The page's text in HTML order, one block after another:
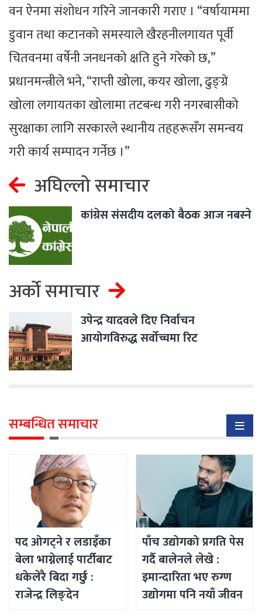
वन ऐनमा संशोधन गरिने जानकारी गराए । “वर्षायाममा
डुवान तथा कटानको समस्याले खैरहनीलगायत पूर्वी
चितवनमा वर्षेनी जनधनको क्षति हुने गरेको छ,”
प्रधानमन्त्रीले भने, “राप्ती खोला, कयर खोला, ढुङ्ग्रे
खोला लगायतका खोलामा तटबन्ध गरी नगरबासीको
सुरक्षाका लागि सरकारले स्थानीय तहहरूसँग समन्वय
गरी कार्य सम्पादन गर्नेछ ।”
अघिल्लो समाचार
कांग्रेस संसदीय दलको बैठक आज नबस्ने
अर्को समाचार
उपेन्द्र यादवले दिए निर्वाचन
आयोगविरुद्ध सर्वोच्चमा रिट
सम्बन्धित समाचार
पद ओगट्ने र लडाइँका
बेला भाग्नेलाई पार्टीबाट
धकेलेरै बिदा गर्छु :
राजेन्द्र लिङ्देन
पाँच उद्योगको प्रगति पेस
गर्दै बालेनले लेखे :
इमान्दारिता भए रुग्ण
उद्योगमा पनि नयाँ जीवन